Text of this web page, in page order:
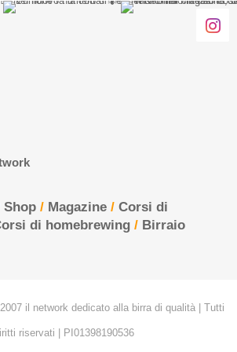
Shop / Magazine / Corsi di
di homebrewing / Birraio
il network dedicato alla birra di qualità | Tutti
riservati | PI01398190536